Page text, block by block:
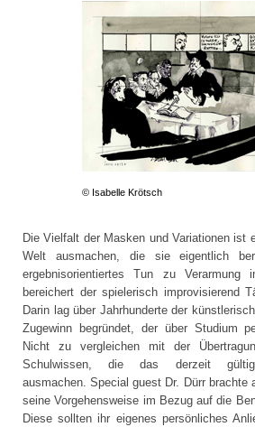
© Isabelle Krötsch
Die Vielfalt der Masken und Variationen ist
Welt ausmachen, die sie eigentlich
ergebnisorientiertes Tun zu
bereichert der spielerisch improvisierend
Darin lag über Jahrhunderte der
Zugewinn begründet, der über Studium
Nicht zu vergleichen mit der
Schulwissen, die das derzeit
ausmachen. Special guest Dr. Dürr brachte
seine Vorgehensweise im Bezug auf die
Diese sollten ihr eigenes persönliches